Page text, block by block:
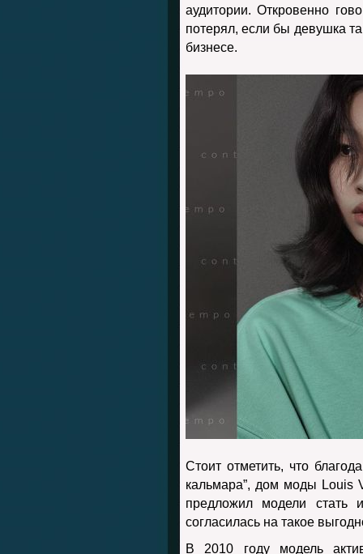
аудитории. Откровенно
потерял, если бы девушка
бизнесе.
Стоит отметить, что
кальмара”, дом моды Louis
предложил модели стать
согласилась на такое
В 2010 году модель